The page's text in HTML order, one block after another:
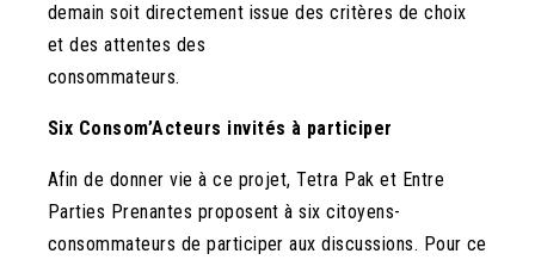
demain soit directement issue des critères de choix
et des attentes des
consommateurs.
Six Consom’Acteurs invités à participer
Afin de donner vie à ce projet, Tetra Pak et Entre
Parties Prenantes proposent à six citoyens-
consommateurs de participer aux discussions. Pour ce